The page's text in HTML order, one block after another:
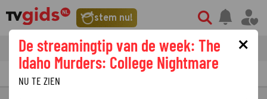
stem nu!
tvgids streaming nieuws
PRIMETIME GEMIST
×
De streamingtip van de week: The
Idaho Murders: College Nightmare
NU TE ZIEN